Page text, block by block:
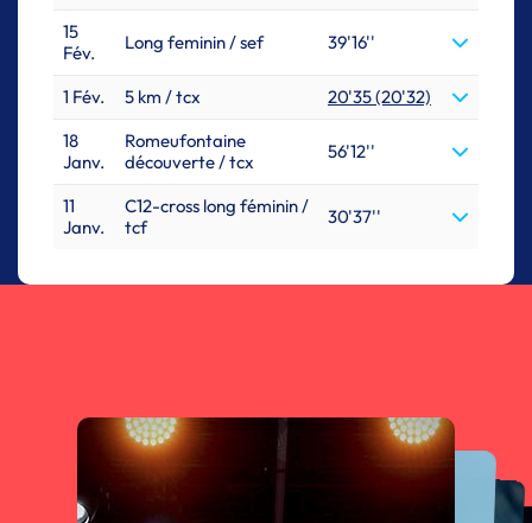
15
Fév.
Long feminin / sef 39'16''
1 Fév. 5 km / tcx
20'35 (20'32)
18
Janv.
Romeufontaine
découverte / tcx
56'12''
11
Janv.
C12-cross long féminin /
tcf
30'37''